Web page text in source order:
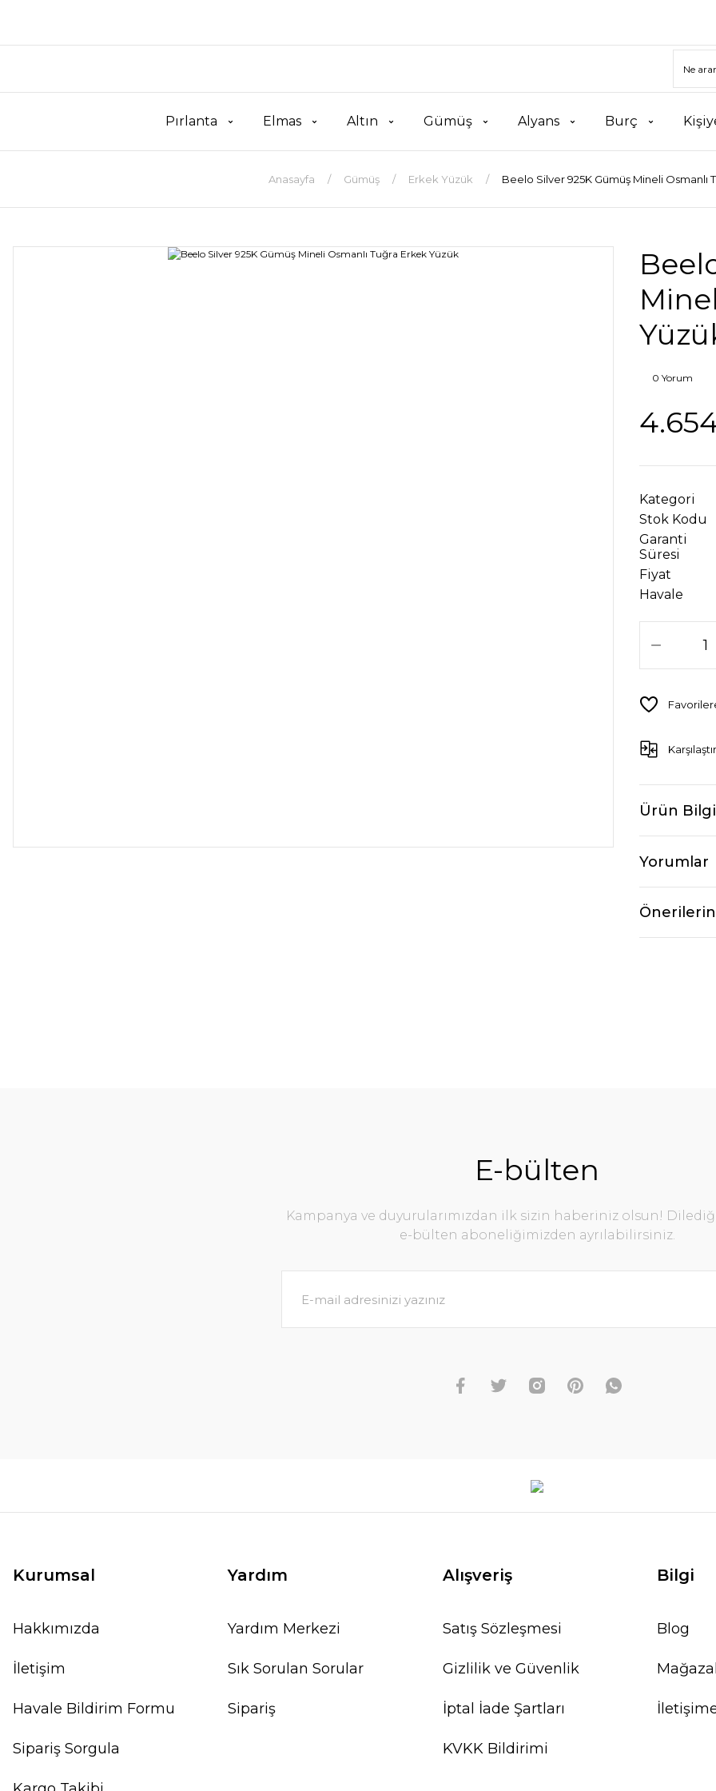
Pırlanta Elmas Altın Gümüş Alyans Burç
Anasayfa Gümüş Erkek Yüzük Beelo Silver 925K Gümüş Mineli Osmanlı
0 Yorum
Kategori
Stok Kodu
Garanti
Süresi
Fiyat
Havale
Karşılaştır
Ürün
Yorumlar
E-bülten
Kampanya ve duyurularımızdan ilk sizin haberiniz olsun!
e-bülten aboneliğimizden ayrılabilirsiniz.
Kurumsal
Hakkımızda
İletişim
Havale Bildirim Formu
Sipariş Sorgula
Yardım
Yardım Merkezi
Sık Sorulan Sorular
Sipariş
Alışveriş
Satış Sözleşmesi
Gizlilik ve Güvenlik
İptal İade Şartları
KVKK Bildirimi
Bilgi
Blog